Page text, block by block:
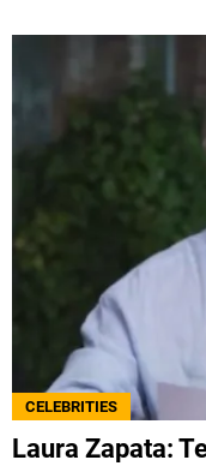
CELEBRITIES
Laura Zapata: